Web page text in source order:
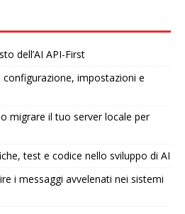
dell’AI API-First
configurazione, impostazioni e
migrare il tuo server locale per
test e codice nello sviluppo di AI
i messaggi avvelenati nei sistemi